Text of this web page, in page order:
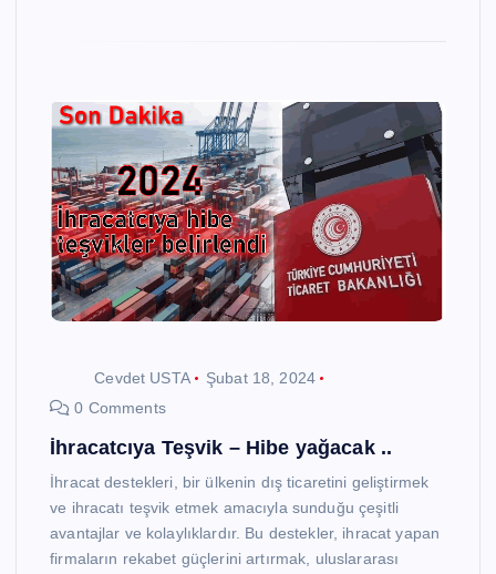
Cevdet USTA
Şubat 18, 2024
0 Comments
İhracatcıya Teşvik – Hibe yağacak ..
İhracat destekleri, bir ülkenin dış ticaretini geliştirmek
ve ihracatı teşvik etmek amacıyla sunduğu çeşitli
avantajlar ve kolaylıklardır. Bu destekler, ihracat yapan
firmaların rekabet güçlerini artırmak, uluslararası